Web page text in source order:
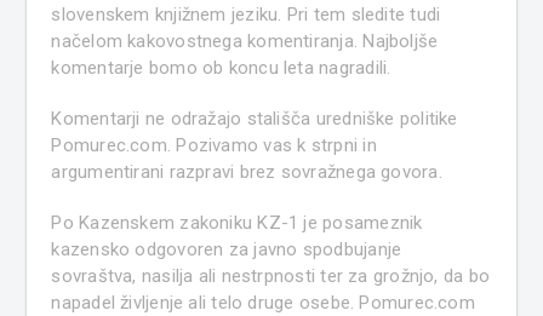
slovenskem knjižnem jeziku. Pri tem sledite tudi
načelom kakovostnega komentiranja. Najboljše
komentarje bomo ob koncu leta nagradili.
Komentarji ne odražajo stališča uredniške politike
Pomurec.com. Pozivamo vas k strpni in
argumentirani razpravi brez sovražnega govora.
Po Kazenskem zakoniku KZ-1 je posameznik
kazensko odgovoren za javno spodbujanje
sovraštva, nasilja ali nestrpnosti ter za grožnjo, da bo
napadel življenje ali telo druge osebe. Pomurec.com